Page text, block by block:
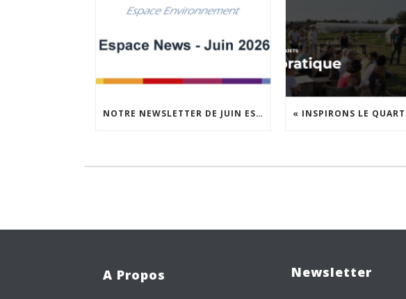
NOTRE NEWSLETTER DE JUIN EST EN LIGNE !
A Propos Newsletter